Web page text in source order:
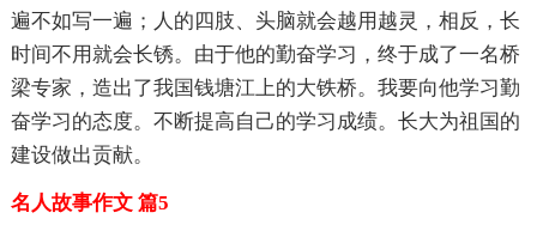
遍不如写一遍；人的四肢、头脑就会越用越灵，相反，长
时间不用就会长锈。由于他的勤奋学习，终于成了一名桥
梁专家，造出了我国钱塘江上的大铁桥。我要向他学习勤
奋学习的态度。不断提高自己的学习成绩。长大为祖国的
建设做出贡献。
名人故事作文 篇5